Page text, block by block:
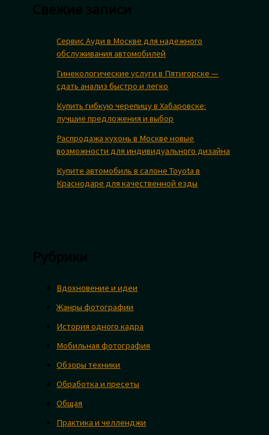
Сервис Ауди в Москве для надежного
обслуживания автомобилей
Гинекологические услуги в Пятигорске —
сдать анализ быстро и легко
Купить гибкую черепицу в Хабаровске:
лучшие предложения и выбор
Распродажа кухонь в Москве новые
возможности для индивидуального дизайна
Купите автомобиль в салоне Toyota в
Краснодаре для качественной езды
Вдохновение и идеи
Жанры фотографии
История одного кадра
Мобильная фотография
Обзоры техники
Обработка и пресеты
Общая
Практика и челленджи